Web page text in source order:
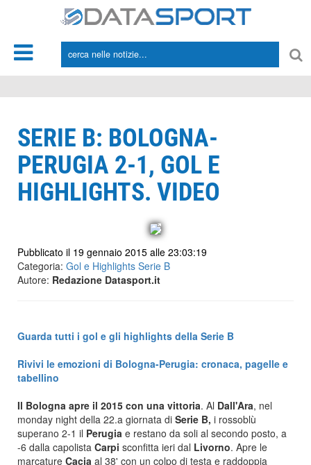
SERIE B: BOLOGNA-
PERUGIA 2-1, GOL E
HIGHLIGHTS. VIDEO
Pubblicato il 19 gennaio 2015 alle 23:03:19
Categoria: Gol e Highlights Serie B
Autore: Redazione Datasport.it
Guarda tutti i gol e gli highlights della Serie B
Rivivi le emozioni di Bologna-Perugia: cronaca, pagelle e
tabellino
Il Bologna apre il 2015 con una vittoria. Al Dall'Ara, nel
monday night della 22.a giornata di Serie B, i rossoblù
superano 2-1 il Perugia e restano da soli al secondo posto, a
-6 dalla capolista Carpi sconfitta ieri dal Livorno. Apre le
marcature Cacia al 38' con un colpo di testa e raddoppia